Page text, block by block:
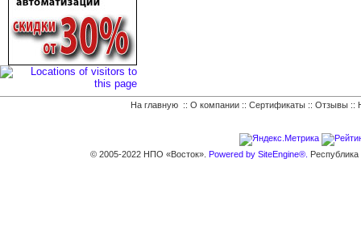
На главную :: О компании :: Сертификаты :: Отзывы ::
© 2005-2022 НПО «Восток». Powered by SiteEngine®.